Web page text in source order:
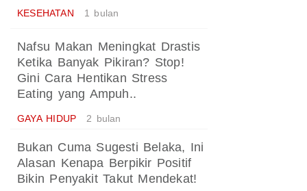
KESEHATAN 1 bulan
Nafsu Makan Meningkat Drastis
Ketika Banyak Pikiran? Stop!
Gini Cara Hentikan Stress
Eating yang Ampuh..
GAYA HIDUP 2 bulan
Bukan Cuma Sugesti Belaka, Ini
Alasan Kenapa Berpikir Positif
Bikin Penyakit Takut Mendekat!